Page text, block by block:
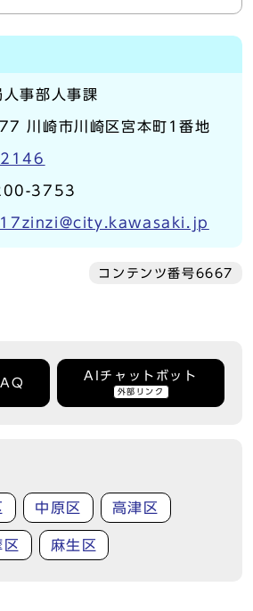
事部人事課
川崎市川崎区宮本町1番地
3753
17zinzi@city.kawasaki.jp
コンテンツ番号6667
AIチャットボット
外部リンク
中原区 高津区
区 麻生区